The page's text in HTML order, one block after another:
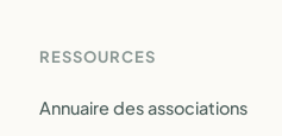
RESSOURCES
Annuaire des associations